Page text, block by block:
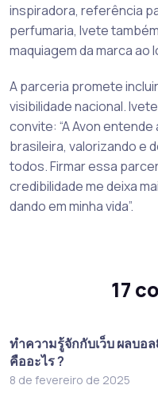
inspiradora, referência
perfumaria, Ivete
maquiagem da marca ao
A parceria promete
visibilidade nacional.
convite: “A Avon
brasileira, valorizando e
todos. Firmar essa
credibilidade me deixa
dando em minha vida”.
17
ทำความรู้จักกับเว็บ ผลบอ
คืออะไร ?
8 de fevereiro de 2025